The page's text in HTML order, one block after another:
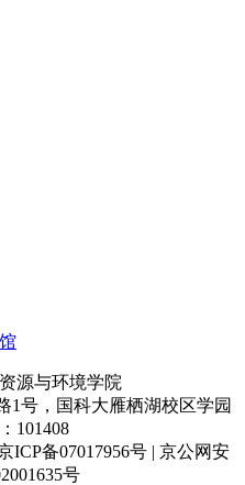
源与环境学院
1号，国科大雁栖湖校区学园
101408
ICP备07017956号 | 京公网安
号